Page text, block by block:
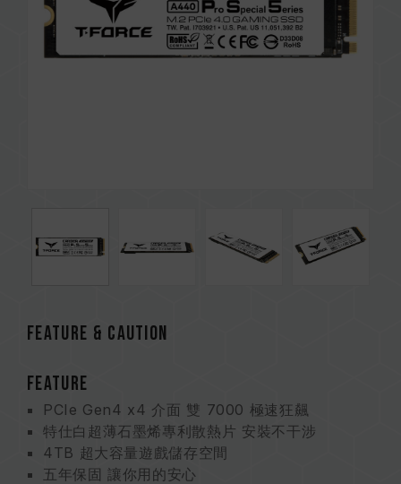
FEATURE & CAUTION
FEATURE
PCIe Gen4 x4 介面 雙 7000 極速狂飆
特仕白超薄石墨烯專利散熱片 安裝不干涉
4TB 超大容量遊戲儲存空間
五年保固 讓你用的安心